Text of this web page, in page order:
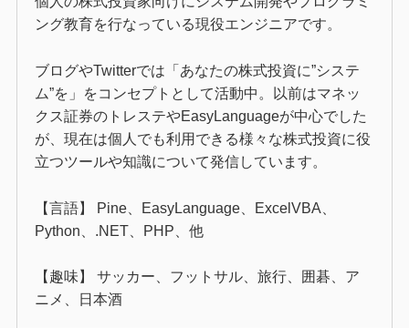
ング教育を行なっている現役エンジニアです。
ブログやTwitterでは「あなたの株式投資に”システ
ム”を」をコンセプトとして活動中。以前はマネッ
クス証券のトレステやEasyLanguageが中心でした
が、現在は個人でも利用できる様々な株式投資に役
立つツールや知識について発信しています。
【言語】 Pine、EasyLanguage、ExcelVBA、
Python、.NET、PHP、他
【趣味】 サッカー、フットサル、旅行、囲碁、ア
ニメ、日本酒